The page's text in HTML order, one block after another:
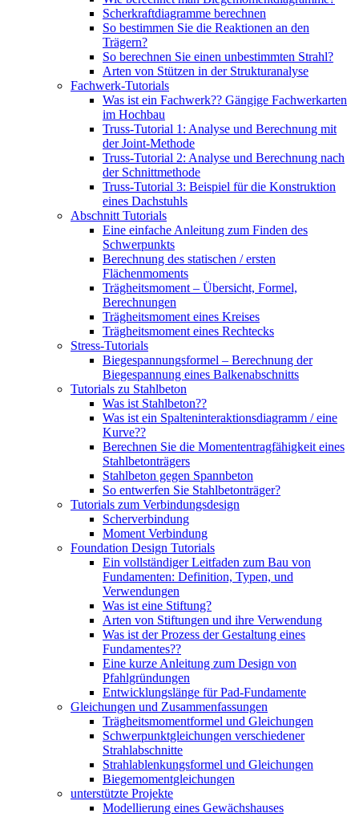
Scherkraftdiagramme berechnen
So bestimmen Sie die Reaktionen an den
Trägern?
So berechnen Sie einen unbestimmten Strahl?
Arten von Stützen in der Strukturanalyse
Fachwerk-Tutorials
Was ist ein Fachwerk?? Gängige Fachwerkarten
im Hochbau
Truss-Tutorial 1: Analyse und Berechnung mit
der Joint-Methode
Truss-Tutorial 2: Analyse und Berechnung nach
der Schnittmethode
Truss-Tutorial 3: Beispiel für die Konstruktion
eines Dachstuhls
Abschnitt Tutorials
Eine einfache Anleitung zum Finden des
Schwerpunkts
Berechnung des statischen / ersten
Flächenmoments
Trägheitsmoment – ​​Übersicht, Formel,
Berechnungen
Trägheitsmoment eines Kreises
Trägheitsmoment eines Rechtecks
Stress-Tutorials
Biegespannungsformel – Berechnung der
Biegespannung eines Balkenabschnitts
Tutorials zu Stahlbeton
Was ist Stahlbeton??
Was ist ein Spalteninteraktionsdiagramm / eine
Kurve??
Berechnen Sie die Momententragfähigkeit eines
Stahlbetonträgers
Stahlbeton gegen Spannbeton
So entwerfen Sie Stahlbetonträger?
Tutorials zum Verbindungsdesign
Scherverbindung
Moment Verbindung
Foundation Design Tutorials
Ein vollständiger Leitfaden zum Bau von
Fundamenten: Definition, Typen, und
Verwendungen
Was ist eine Stiftung?
Arten von Stiftungen und ihre Verwendung
Was ist der Prozess der Gestaltung eines
Fundamentes??
Eine kurze Anleitung zum Design von
Pfahlgründungen
Entwicklungslänge für Pad-Fundamente
Gleichungen und Zusammenfassungen
Trägheitsmomentformel und Gleichungen
Schwerpunktgleichungen verschiedener
Strahlabschnitte
Strahlablenkungsformel und Gleichungen
Biegemomentgleichungen
unterstützte Projekte
Modellierung eines Gewächshauses